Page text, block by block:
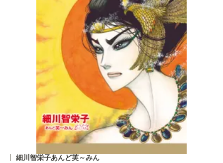
細川智栄子あんど芙～みん